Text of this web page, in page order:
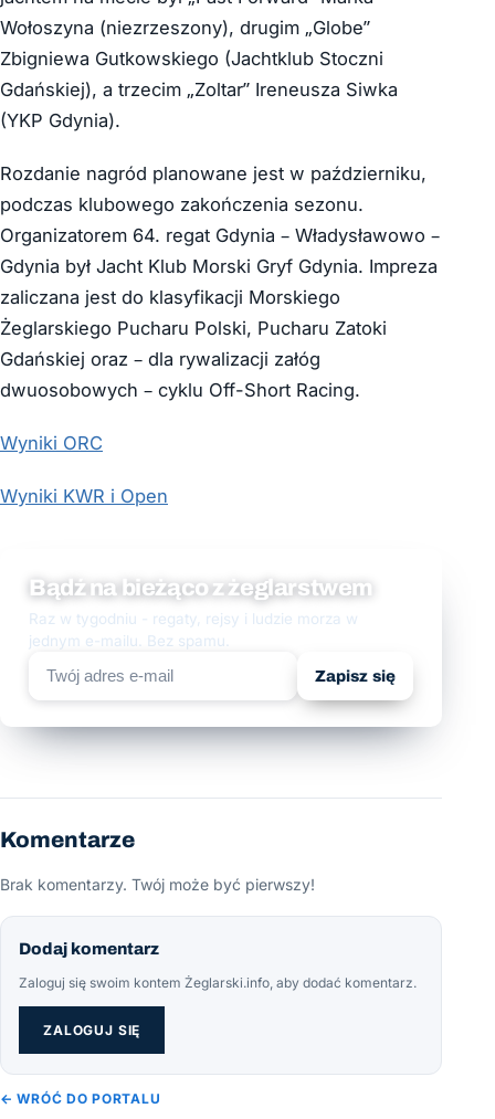
Wołoszyna (niezrzeszony), drugim „Globe”
Zbigniewa Gutkowskiego (Jachtklub Stoczni
Gdańskiej), a trzecim „Zoltar” Ireneusza Siwka
(YKP Gdynia).
Rozdanie nagród planowane jest w październiku,
podczas klubowego zakończenia sezonu.
Organizatorem 64. regat Gdynia – Władysławowo –
Gdynia był Jacht Klub Morski Gryf Gdynia. Impreza
zaliczana jest do klasyfikacji Morskiego
Żeglarskiego Pucharu Polski, Pucharu Zatoki
Gdańskiej oraz – dla rywalizacji załóg
dwuosobowych – cyklu Off-Short Racing.
Wyniki ORC
Wyniki KWR i Open
Bądź na bieżąco z żeglarstwem
Raz w tygodniu - regaty, rejsy i ludzie morza w
jednym e-mailu. Bez spamu.
Zapisz się
Komentarze
Brak komentarzy. Twój może być pierwszy!
Dodaj komentarz
Zaloguj się swoim kontem Żeglarski.info, aby dodać komentarz.
ZALOGUJ SIĘ
← WRÓĆ DO PORTALU